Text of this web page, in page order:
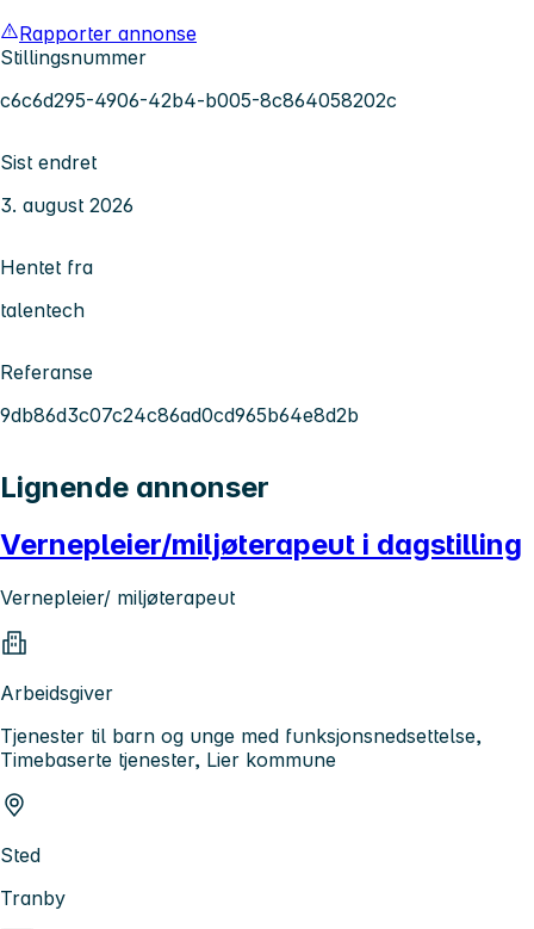
Rapporter annonse
Stillingsnummer
c6c6d295-4906-42b4-b005-8c864058202c
Sist endret
3. august 2026
Hentet fra
talentech
Referanse
9db86d3c07c24c86ad0cd965b64e8d2b
Lignende annonser
Vernepleier/miljøterapeut i dagstilling
Vernepleier/ miljøterapeut
Arbeidsgiver
Tjenester til barn og unge med funksjonsnedsettelse,
Timebaserte tjenester, Lier kommune
Sted
Tranby